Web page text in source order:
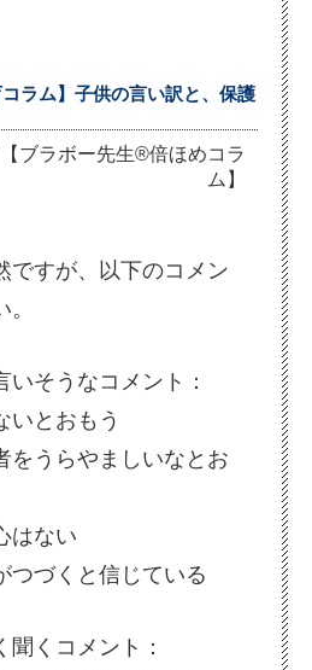
ラム】子供の言い訳と、保護
ブラボー先生®倍ほめコラ
ム】
ですが、以下のコメン
いそうなコメント：
いとおもう
をうらやましいなとお
はない
つづくと信じている
くコメント：